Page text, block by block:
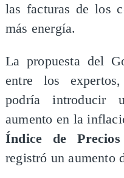
las facturas de los
más energía.
​La propuesta del
entre los
podría introducir
aumento en la
Índice de
registró un aumento